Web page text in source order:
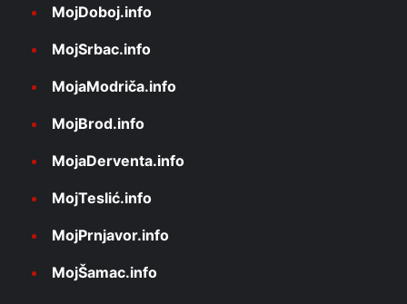
MojDoboj.info
MojSrbac.info
MojaModriča.info
MojBrod.info
MojaDerventa.info
MojTeslić.info
MojPrnjavor.info
MojŠamac.info